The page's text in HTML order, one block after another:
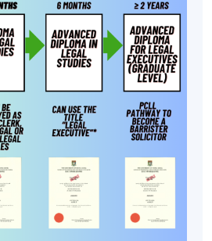
14.1 2025年6月20
《實務指示14.1
》及《實務指示
課程